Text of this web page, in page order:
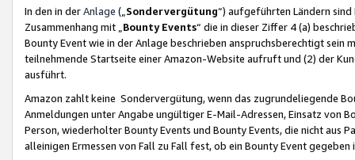
In den in derAnlage („ Sondervergütung“) aufgeführten Ländern
Zusammenhang mit „ Bounty Events“ die in dieser Ziffer 4 (a)
Bounty Event wie in der Anlage beschrieben anspruchsberechtigt sein
teilnehmende Startseite einer Amazon-Website aufruft und (2) der
ausführt.
Amazon zahlt keine Sondervergütung, wenn das zugrundeliegende
Anmeldungen unter Angabe ungültiger E-Mail-Adressen, Einsatz von
Person, wiederholter Bounty Events und Bounty Events, die nicht
alleinigen Ermessen von Fall zu Fall fest, ob ein Bounty Event